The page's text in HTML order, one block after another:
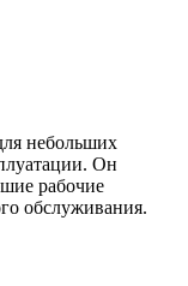
небольших
Он
рабочие
обслуживания.